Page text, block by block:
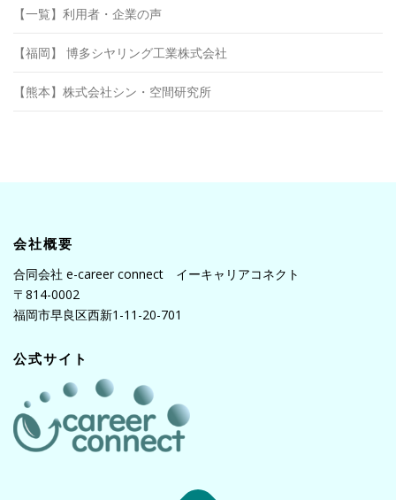
【一覧】利用者・企業の声
【福岡】 博多シヤリング工業株式会社
【熊本】株式会社シン・空間研究所
会社概要
合同会社 e-career connect イーキャリアコネクト
〒814-0002
福岡市早良区西新1-11-20-701
公式サイト